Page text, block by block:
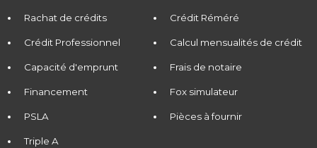
Rachat de crédits Crédit Réméré
Crédit Professionnel Calcul mensualités de crédit
Capacité d'emprunt Frais de notaire
Financement Fox simulateur
PSLA Pièces à fournir
Triple A